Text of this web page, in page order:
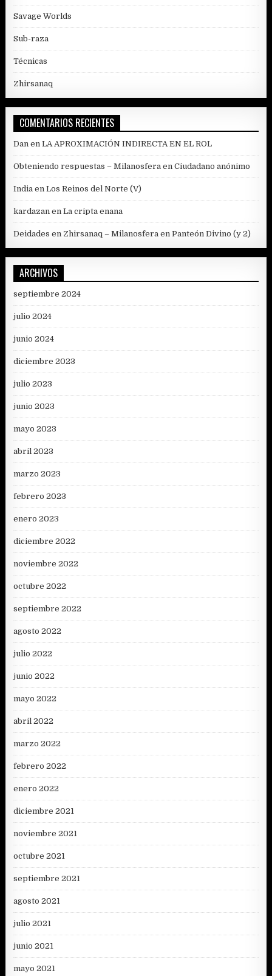
Savage Worlds
Sub-raza
Técnicas
Zhirsanaq
COMENTARIOS RECIENTES
Dan enLA APROXIMACIÓN INDIRECTA EN EL ROL
Obteniendo respuestas – Milanosfera enCiudadano anónimo
India enLos Reinos del Norte (V)
kardazan enLa cripta enana
Deidades en Zhirsanaq – Milanosfera enPanteón Divino (y 2)
ARCHIVOS
septiembre 2024
julio 2024
junio 2024
diciembre 2023
julio 2023
junio 2023
mayo 2023
abril 2023
marzo 2023
febrero 2023
enero 2023
diciembre 2022
noviembre 2022
octubre 2022
septiembre 2022
agosto 2022
julio 2022
junio 2022
mayo 2022
abril 2022
marzo 2022
febrero 2022
enero 2022
diciembre 2021
noviembre 2021
octubre 2021
septiembre 2021
agosto 2021
julio 2021
junio 2021
mayo 2021